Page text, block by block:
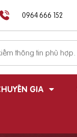
0964 666 152
GIA